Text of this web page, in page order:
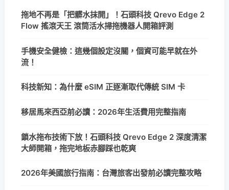
拖地不再是「把髒水抹開」！石頭科技 Qrevo Edge 2
Flow 搖滾天王 滾筒活水掃拖機器人開箱評測
手機安全健檢：這幾個設定沒關，個資可能早就在外
流！
科技新知：為什麼 eSIM 正逐漸取代傳統 SIM 卡
移居馬來西亞前必讀：2026年生活費用完整指南
鎖水拖布技術下放！石頭科技 Qrevo Edge 2 深度清潔
大師開箱，拖完地板赤腳踩也乾爽
2026年美國旅行指南：台灣旅客出發前必讀完整攻略